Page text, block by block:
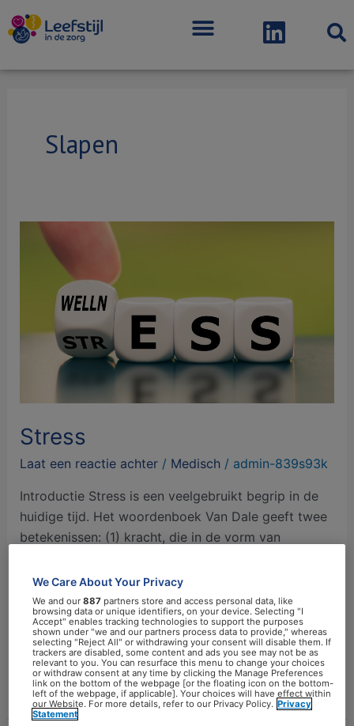
Menu
Slapen
Stress
Laat een reactie achter / Medisch/ admin-839s93k
Introductie Stress is een veelgebruikt begrip in de
huidige tijd. Het woordenboek Van Dale geeft twee
betekenissen: (1) kracht, die in de vorm van
een systeem, leidt tot veranderingen; (2) toestand
van psychische gespannenheid die het gevolg is van
stress. Stress staat dus in een negatief daglicht
terwijl […]
Stress
Meer lezen »
We Care About Your Privacy
We and our887 partners store and access personal data, like
browsing data or unique identifiers, on your device. Selecting "I
Accept" enables tracking technologies to support the purposes
shown under "we and our partners process data to provide," whereas
selecting "Reject All" or withdrawing your consent will disable them. If
trackers are disabled, some content and ads you see may not be as
relevant to you. You can resurface this menu to change your choices
or withdraw consent at any time by clicking the Manage Preferences
link on the bottom of the webpage [or the floating icon on the bottom-
left of the webpage, if applicable]. Your choices will have effect within
our Website. For more details, refer to our Privacy Policy. Privacy
Statement